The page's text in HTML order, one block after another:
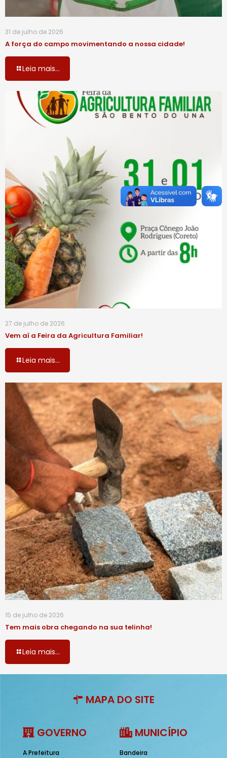
31 de julho de 2026
A força do campo movimentando a nossa cidade!
Leia mais...
27 de julho de 2026
Vem aí a Feira da Agricultura Familiar!
Leia mais...
15 de julho de 2026
Tem mais obra chegando na sua telinha!
Leia mais...
MAPA DO SITE
GOVERNO
A Prefeitura
MUNICÍPIO
Bandeira